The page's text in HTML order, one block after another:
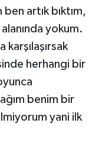
artık bıktım,
yokum.
herhangi bir
benim bir
yani ilk